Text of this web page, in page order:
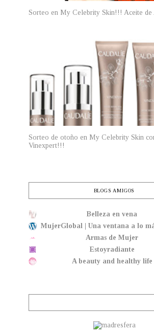
Sorteo en My Celebrity Skin!!! Aceite de
Sorteo de otoño en My Celebrity Skin
Vinexpert!!!
BLOGS AMIGOS
Belleza en vena
MujerGlobal | Una ventana a lo
Armas de Mujer
Estoyradiante
A beauty and healthy life